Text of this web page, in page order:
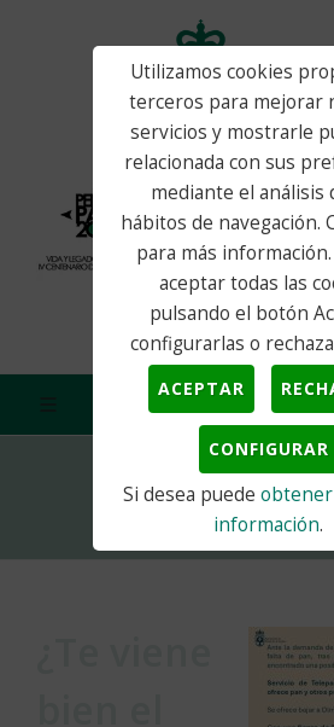
Utilizamos cookies
terceros para mejorar
servicios y mostrarle
relacionada con sus
mediante el análisis
hábitos de navegación.
para más
aceptar todas las
pulsando el botón
configurarlas o
ACEPTAR
CONFIGURAR
Si desea puede obtener
información.
Inicio Actualidad
¿Te viene bien el